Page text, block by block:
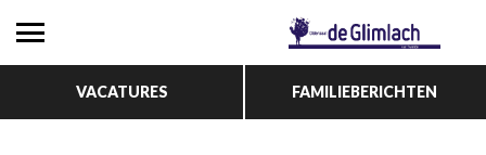
VACATURES FAMILIEBERICHTEN